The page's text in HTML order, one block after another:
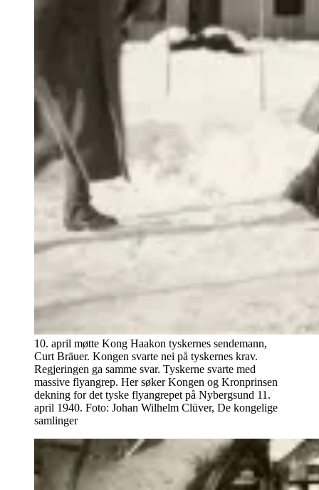
10. april møtte Kong Haakon tyskernes sendemann,
Curt Bräuer. Kongen svarte nei på tyskernes krav.
Regjeringen ga samme svar. Tyskerne svarte med
massive flyangrep. Her søker Kongen og Kronprinsen
dekning for det tyske flyangrepet på Nybergsund 11.
april 1940. Foto: Johan Wilhelm Clüver, De kongelige
samlinger